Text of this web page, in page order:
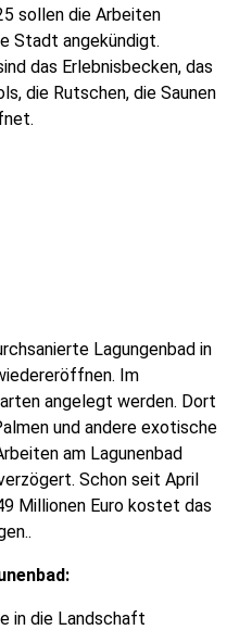
sollen die Arbeiten
Stadt angekündigt.
das Erlebnisbecken, das
die Rutschen, die Saunen
Lagungenbad in
Im
angelegt werden. Dort
und andere exotische
am Lagunenbad
Schon seit April
Millionen Euro kostet das
in die Landschaft